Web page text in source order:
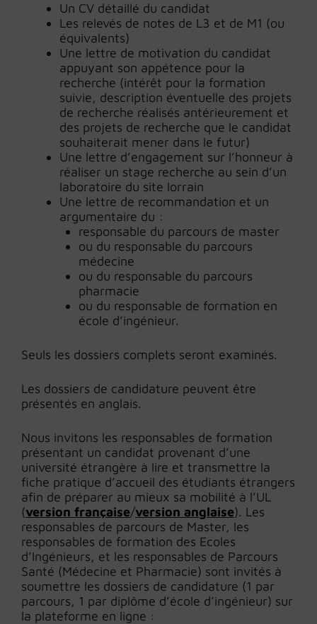
Un CV détaillé du candidat
Les relevés de notes de L3 et de M1 (ou
équivalents)
Une lettre de motivation du candidat
appuyant son appétence pour la
recherche (intérêt pour la formation
suivie, description éventuelle des projets
de recherche réalisés antérieurement et
des projets de recherche que le candidat
souhaiterait mener dans le futur)
Une lettre d’engagement sur l’honneur à
réaliser un stage recherche au sein d’un
laboratoire du site lorrain
Une lettre de recommandation et un
argumentaire du :
responsable du parcours de master
ou du responsable du parcours
médecine
ou du responsable du parcours
pharmacie
ou du responsable de formation en
école d’ingénieur.
Seuls les dossiers complets seront examinés.
Les dossiers de candidature peuvent être
présentés en anglais.
Nous invitons les responsables de formation
présentant un candidat provenant d’une
université étrangère à lire et transmettre la
fiche pratique d’accueil des étudiants étrangers
afin de préparer au mieux sa mobilité à l’UL
(version française/version anglaise). Les
responsables de parcours de Master, les
responsables de formation des Ecoles
d’Ingénieurs, et les responsables de Parcours
Santé (Médecine et Pharmacie) sont invités à
soumettre les dossiers de candidature (1 par
parcours, 1 par diplôme d’école d’ingénieur) sur
la plateforme en ligne :